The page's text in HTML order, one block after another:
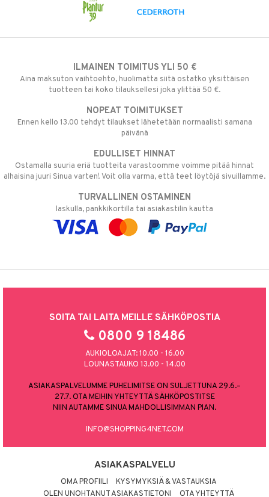
ILMAINEN TOIMITUS YLI 50 €
Aina maksuton vaihtoehto, huolimatta siitä ostatko yksittäisen
tuotteen tai koko tilauksellesi joka ylittää 50 €.
NOPEAT TOIMITUKSET
Ennen kello 13.00 tehdyt tilaukset lähetetään normaalisti samana
päivänä
EDULLISET HINNAT
Ostamalla suuria eriä tuotteita varastoomme voimme pitää hinnat
alhaisina juuri Sinua varten! Voit olla varma, että teet löytöjä sivuillamme.
TURVALLINEN OSTAMINEN
laskulla, pankkikortilla tai asiakastilin kautta
SOITA TAI LAITA MEILLE SÄHKÖPOSTIA
0800 9 18486
AUKIOLOAJAT: 10.00 - 16.00
LOUNASTAUKO 13.00 - 14.00
ASIAKASPALVELUMME PUHELIMITSE ON SULJETTUNA 29.6.–
27.7. OTA MEIHIN YHTEYTTÄ SÄHKÖPOSTITSE
NIIN AUTAMME SINUA MAHDOLLISIMMAN PIAN.
INFO@SHOPPING4NET.COM
ASIAKASPALVELU
OMA PROFIILI
KYSYMYKSIÄ & VASTAUKSIA
OLEN UNOHTANUT ASIAKASTIETONI
OTA YHTEYTTÄ